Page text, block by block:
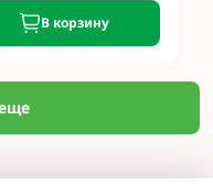
В корзину